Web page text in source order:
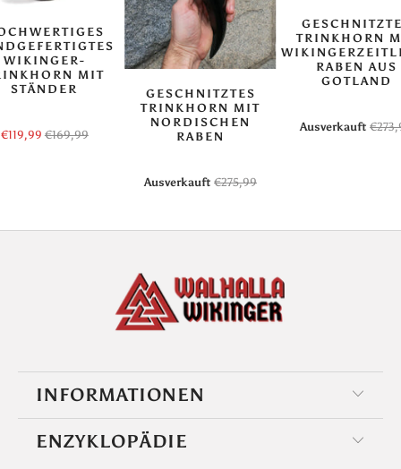
WIKINGER-
MIT
STÄNDER
€119,99 €169,99
GESCHNITZTES
TRINKHORN MIT
NORDISCHEN
RABEN
Ausverkauft €275,99
TRINKHORN
RABEN AUS
GOTLAND
Ausverkauft
INFORMATIONEN
ENZYKLOPÄDIE